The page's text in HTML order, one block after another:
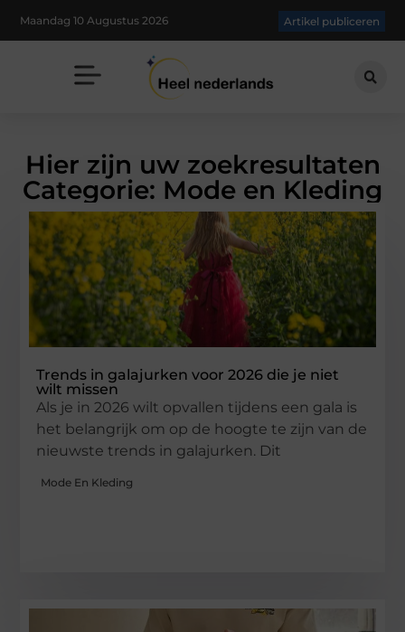
Maandag 10 Augustus 2026 Artikel publiceren
Hier zijn uw zoekresultaten
Categorie: Mode en Kleding
Trends in galajurken voor 2026 die je niet
wilt missen
Als je in 2026 wilt opvallen tijdens een gala is
het belangrijk om op de hoogte te zijn van de
nieuwste trends in galajurken. Dit
Mode En Kleding